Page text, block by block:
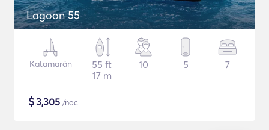
Lagoon 55
Katamarán
55 ft
17 m
10 5 7
$3,305 /noc